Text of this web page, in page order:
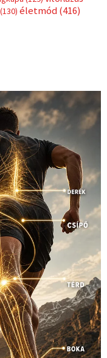
(168)kickbox(204)
Hamilton(168)
magyar
motorsport(153)
Opel
Rendezvény(142)
rio
(128)szabadidősport
(155)utazás
(129)
vitorlázás
életmód(416)